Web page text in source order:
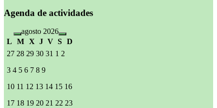
Agenda de actividades
agosto 2026
L
M X J V S D
27 28 29 30 31 1 2
3 4 5 6 7 8 9
10 11 12 13 14 15 16
17 18 19 20 21 22 23